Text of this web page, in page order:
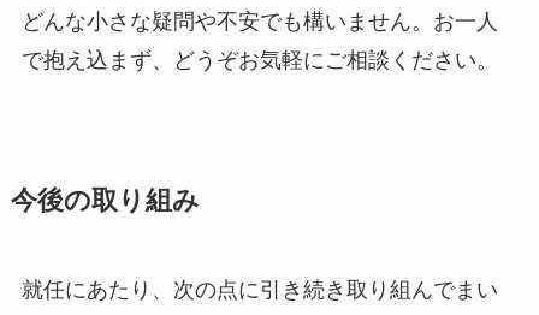
どんな小さな疑問や不安でも構いません。お一人
で抱え込まず、どうぞお気軽にご相談ください。
今後の取り組み
就任にあたり、次の点に引き続き取り組んでまい